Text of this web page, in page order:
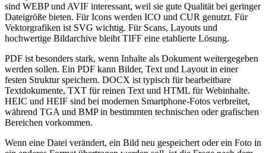
sind WEBP und AVIF interessant, weil sie gute Qualität bei geringer
Dateigröße bieten. Für Icons werden ICO und CUR genutzt. Für
Vektorgrafiken ist SVG wichtig. Für Scans, Layouts und
hochwertige Bildarchive bleibt TIFF eine etablierte Lösung.
PDF ist besonders stark, wenn Inhalte als Dokument weitergegeben
werden sollen. Ein PDF kann Bilder, Text und Layout in einer
festen Struktur speichern. DOCX ist typisch für bearbeitbare
Textdokumente, TXT für reinen Text und HTML für Webinhalte.
HEIC und HEIF sind bei modernen Smartphone-Fotos verbreitet,
während TGA und BMP in bestimmten technischen oder grafischen
Bereichen vorkommen.
Wenn eine Datei verändert, ein Bild neu gespeichert oder ein Foto in